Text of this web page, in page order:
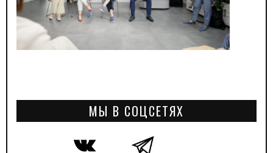
МЫ В СОЦСЕТЯХ